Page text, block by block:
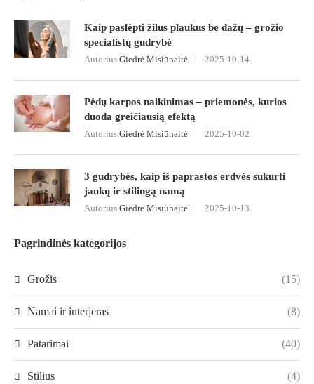
Kaip paslėpti žilus plaukus be dažų – grožio
specialistų gudrybė
Autorius Giedrė Misiūnaitė 2025-10-14
Pėdų karpos naikinimas – priemonės, kurios
duoda greičiausią efektą
Autorius Giedrė Misiūnaitė 2025-10-02
3 gudrybės, kaip iš paprastos erdvės sukurti
jaukų ir stilingą namą
Autorius Giedrė Misiūnaitė 2025-10-13
Pagrindinės kategorijos
Grožis (15)
Namai ir interjeras (8)
Patarimai (40)
Stilius (4)